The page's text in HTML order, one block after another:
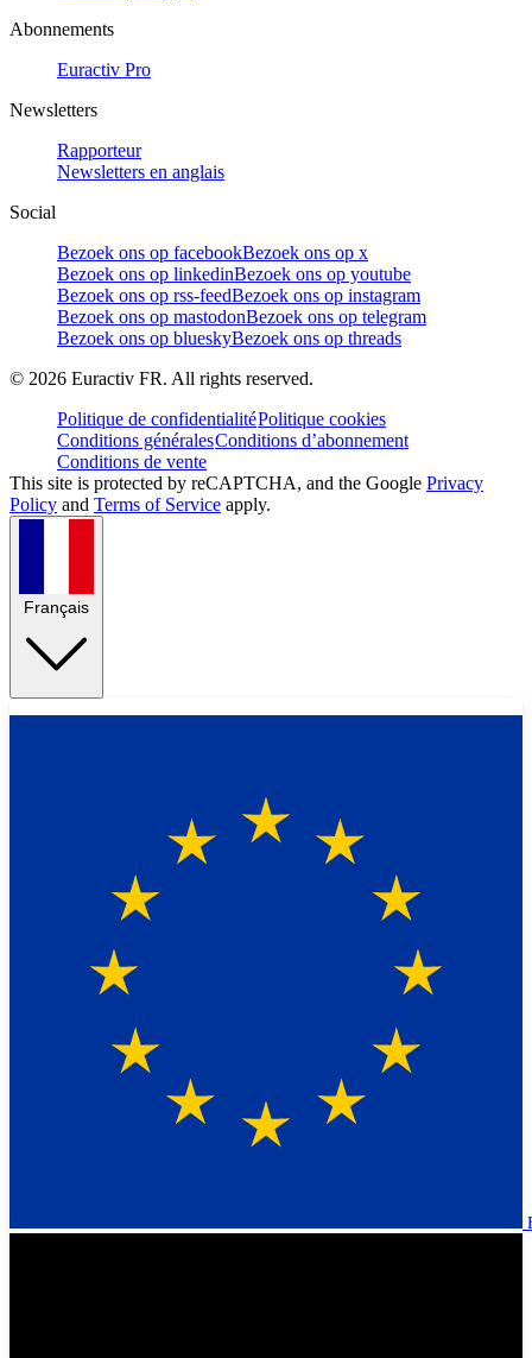
Abonnements
Euractiv Pro
Newsletters
Rapporteur
Newsletters en anglais
Social
Bezoek ons op facebookBezoek ons op x
Bezoek ons op linkedinBezoek ons op youtube
Bezoek ons op rss-feedBezoek ons op instagram
Bezoek ons op mastodonBezoek ons op telegram
Bezoek ons op blueskyBezoek ons op threads
© 2026 Euractiv FR. All rights reserved.
Politique de confidentialitéPolitique cookies
Conditions généralesConditions d’abonnement
Conditions de vente
This site is protected by reCAPTCHA, and the Google Privacy
Policy and Terms of Service apply.
Français